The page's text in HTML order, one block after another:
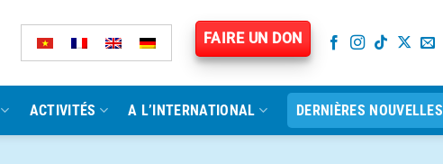
FAIRE UN DON
ACTIVITÉS A L’INTERNATIONAL DERNIÈRES NOUVELLES